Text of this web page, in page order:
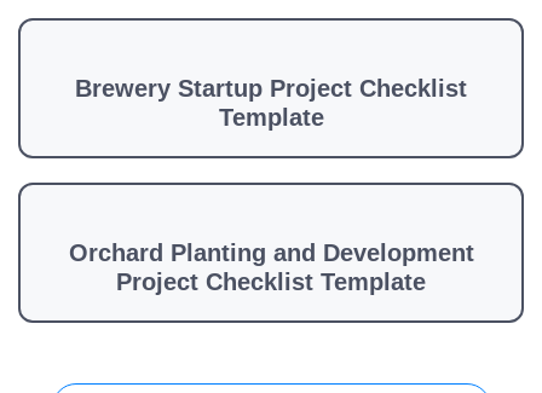
Brewery Startup Project Checklist
Template
Orchard Planting and Development
Project Checklist Template